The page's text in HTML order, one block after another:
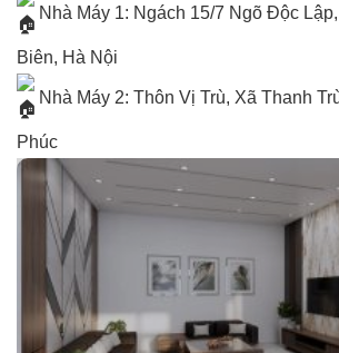
Nhà Máy 1: Ngách 15/7 Ngõ Độc
Biên, Hà Nội
Nhà Máy 2: Thôn Vị Trù, Xã Thanh
Phúc